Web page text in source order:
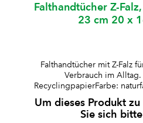
Falthandtücher Z-
23 cm 20 x
Falthandtücher mit Z-Falz
Verbrauch im
RecyclingpapierFarbe:
mit Z-Falz für
Verbrauch Erhältlich in
den wirtschaftlichen
Um dieses Produkt
Sie sich bitte